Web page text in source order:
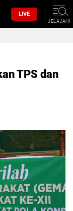
LIVE
JELAJAHI
TPS dan